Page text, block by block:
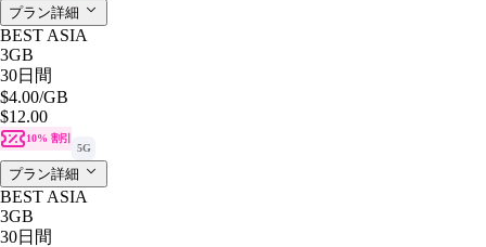
プラン詳細
BEST ASIA
3GB
30日間
$4.00/GB
$12.00
10% 割引
5G
プラン詳細
BEST ASIA
3GB
30日間